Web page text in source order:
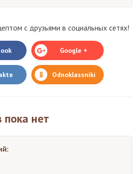
с друзьями в социальных сетях!
Google +
Odnoklassniki
нет